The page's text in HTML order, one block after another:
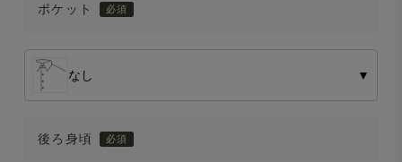
ポケット
なし ▼
後ろ身頃